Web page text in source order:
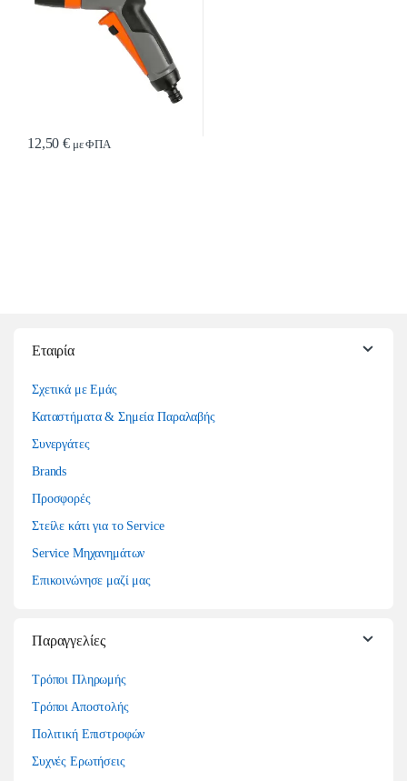
12,50€ με ΦΠΑ
Εταιρία
Σχετικά με Εμάς
Καταστήματα & Σημεία Παραλαβής
Συνεργάτες
Brands
Προσφορές
Στείλε κάτι για το Service
Service Μηχανημάτων
Επικοινώνησε μαζί μας
Παραγγελίες
Τρόποι Πληρωμής
Τρόποι Αποστολής
Πολιτική Επιστροφών
Συχνές Ερωτήσεις